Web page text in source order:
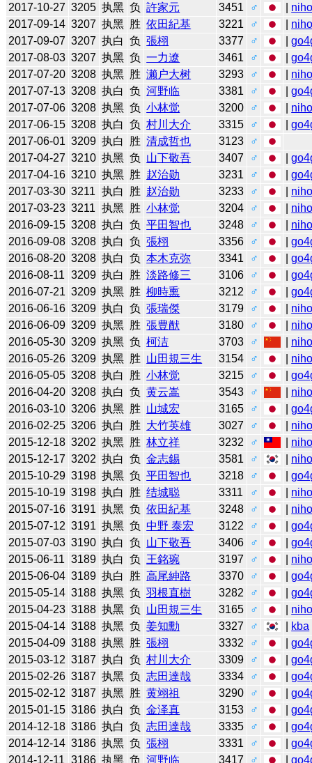
2017-10-27 3205 执黑 负 許家元 3451 ♂
2017-09-14 3207 执黑 胜 依田紀基 3221 ♂
2017-09-07 3207 执白 负 張栩 3377 ♂ |
2017-08-03 3207 执黑 负 一力遼 3461 ♂ |
2017-07-20 3208 执黑 胜 濑户大树 3293 ♂
2017-07-13 3208 执白 负 河野临 3381 ♂ |
2017-07-06 3208 执黑 负 小林觉 3200 ♂
2017-06-15 3208 执白 负 村川大介 3315 ♂ |
2017-06-01 3209 执白 胜 清成哲也 3123
♂
2017-04-27 3210 执黑 负 山下敬吾 3407 ♂ |
2017-04-16 3210 执黑 胜 赵治勋 3231 ♂ |
2017-03-30 3211 执白 胜 赵治勋 3233 ♂
2017-03-23 3211 执黑 胜 小林觉 3204 ♂
2016-09-15 3208 执白 负 平田智也 3248 ♂
2016-09-08 3208 执白 负 張栩 3356 ♂ |
2016-08-20 3208 执白 负 本木克弥 3341 ♂ |
2016-08-11 3209 执白 胜 淡路修三 3106 ♂ |
2016-07-21 3209 执黑 胜 柳時熏 3212 ♂ |
2016-06-16 3209 执白 负 張瑞傑 3179 ♂
2016-06-09 3209 执黑 胜 張豊猷 3180 ♂
2016-05-30 3209 执黑 负 柯洁 3703 ♂
2016-05-26 3209 执黑 胜 山田規三生 3154 ♂
2016-05-05 3208 执白 胜 小林觉 3215 ♂ |
2016-04-20 3208 执白 负 黄云嵩 3543 ♂
2016-03-10 3206 执黑 胜 山城宏 3165 ♂ |
2016-02-25 3206 执白 胜 大竹英雄 3027 ♂
2015-12-18 3202 执黑 胜 林立祥 3232 ♂
2015-12-17 3202 执白 负 金志錫 3581 ♂
2015-10-29 3198 执黑 负 平田智也 3218 ♂ |
2015-10-19 3198 执白 胜 结城聪 3311 ♂
2015-07-16 3191 执黑 负 依田紀基 3248 ♂
2015-07-12 3191 执黑 负 中野 泰宏 3122 ♂ |
2015-07-03 3190 执白 负 山下敬吾 3406 ♂ |
2015-06-11 3189 执白 负 王銘琬 3197 ♂
2015-06-04 3189 执白 胜 高尾紳路 3370 ♂ |
2015-05-14 3188 执黑 负 羽根直樹 3282 ♂ |
2015-04-23 3188 执黑 负 山田規三生 3165 ♂
2015-04-14 3188 执黑 负 姜知勳 3327 ♂ kba
2015-04-09 3188 执黑 胜 張栩 3332 ♂ |
2015-03-12 3187 执白 负 村川大介 3309 ♂ |
2015-02-26 3187 执黑 负 志田達哉 3334 ♂ |
2015-02-12 3187 执黑 胜 黄翊祖 3290 ♂ |
2015-01-15 3186 执白 负 金泽真 3153 ♂ |
2014-12-18 3186 执白 负 志田達哉 3335 ♂ |
2014-12-14 3186 执黑 负 張栩 3331 ♂ |
2014-12-11 3186 执黑 负 河野临 3417 ♂ |